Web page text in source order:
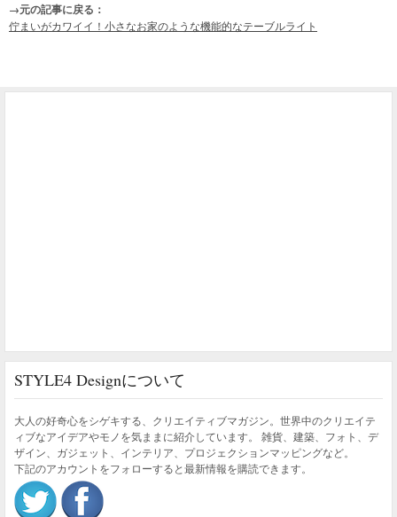
→元の記事に戻る：
佇まいがカワイイ！小さなお家のような機能的なテーブルライト
STYLE4 Designについて
大人の好奇心をシゲキする、クリエイティブマガジン。世界中のクリエイテ
ィブなアイデアやモノを気ままに紹介しています。 雑貨、建築、フォト、デ
ザイン、ガジェット、インテリア、プロジェクションマッピングなど。
下記のアカウントをフォローすると最新情報を購読できます。